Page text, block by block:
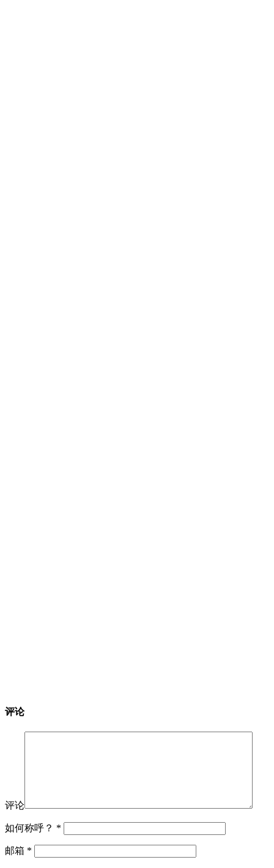
评论
评论
如何称呼？ *
邮箱 *